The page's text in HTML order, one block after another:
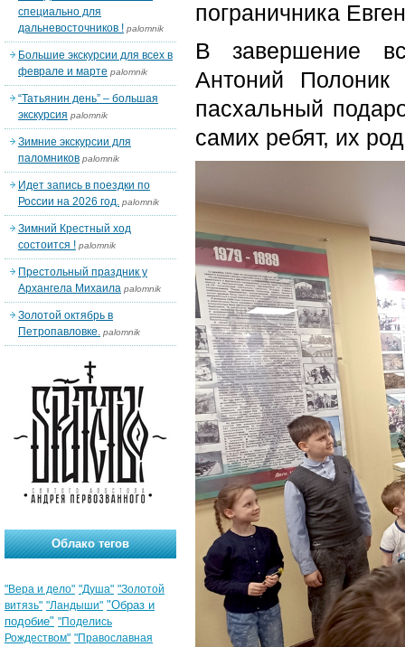
пограничника
В завершение
Антоний Полоник
пасхальный
самих ребят, их
специально для
дальневосточников ! palomnik
Большие экскурсии для всех в
феврале и марте palomnik
“Татьянин день” – большая
экскурсия palomnik
Зимние экскурсии для
паломников palomnik
Идет запись в поездки по
России на 2026 год. palomnik
Зимний Крестный ход
состоится ! palomnik
Престольный праздник у
Архангела Михаила palomnik
Золотой октябрь в
Петропавловке. palomnik
Облако тегов
"Вера и дело" "Душа" "Золотой
витязь" "Ландыши" "Образ и
подобие" "Поделись
Рождеством" "Православная